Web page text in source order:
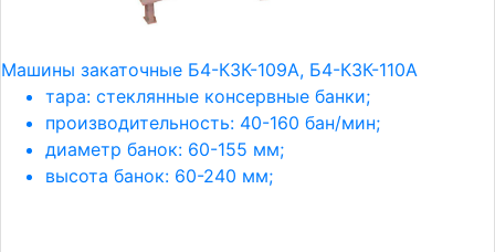
Машины закаточные Б4-КЗК-109А, Б4-КЗК-110А
тара: стеклянные консервные банки;
производительность: 40-160 бан/мин;
диаметр банок: 60-155 мм;
высота банок: 60-240 мм;